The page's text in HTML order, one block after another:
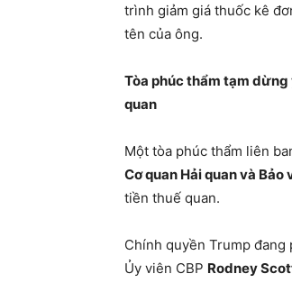
trình giảm giá thuốc kê
tên của ông.
Tòa phúc thẩm tạm
quan
Một tòa phúc thẩm liên
Cơ quan Hải quan và Bảo
tiền thuế quan.
Chính quyền Trump đang
Ủy viên CBP Rodney